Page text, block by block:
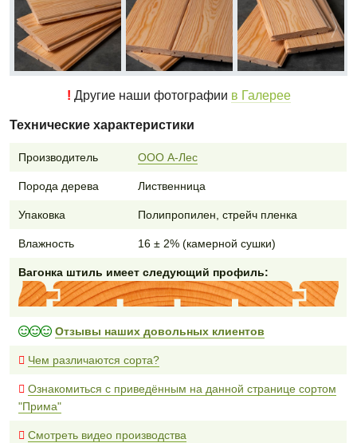
! Другие наши фотографии в Галерее
Технические характеристики
Производитель ООО А-Лес
Порода дерева Лиственница
Упаковка Полипропилен, стрейч пленка
Влажность 16 ± 2% (камерной сушки)
Вагонка штиль имеет следующий профиль:
Отзывы наших довольных клиентов
Чем различаются сорта?
Ознакомиться с приведённым на данной странице сортом
"Прима"
Смотреть видео производства